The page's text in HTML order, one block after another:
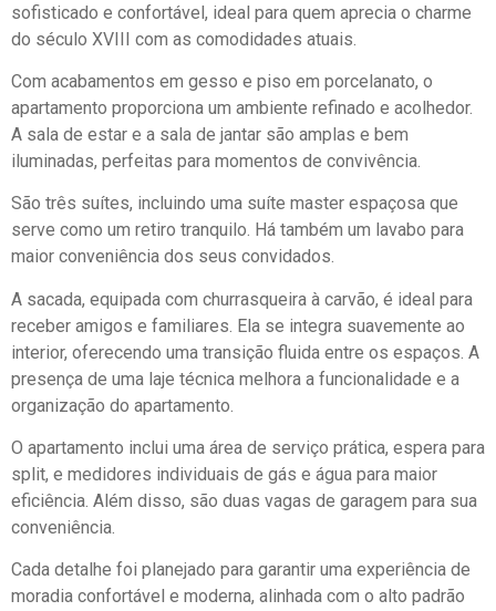
sofisticado e confortável, ideal para quem aprecia o charme
do século XVIII com as comodidades atuais.
Com acabamentos em gesso e piso em porcelanato, o
apartamento proporciona um ambiente refinado e acolhedor.
A sala de estar e a sala de jantar são amplas e bem
iluminadas, perfeitas para momentos de convivência.
São três suítes, incluindo uma suíte master espaçosa que
serve como um retiro tranquilo. Há também um lavabo para
maior conveniência dos seus convidados.
A sacada, equipada com churrasqueira à carvão, é ideal para
receber amigos e familiares. Ela se integra suavemente ao
interior, oferecendo uma transição fluida entre os espaços. A
presença de uma laje técnica melhora a funcionalidade e a
organização do apartamento.
O apartamento inclui uma área de serviço prática, espera para
split, e medidores individuais de gás e água para maior
eficiência. Além disso, são duas vagas de garagem para sua
conveniência.
Cada detalhe foi planejado para garantir uma experiência de
moradia confortável e moderna, alinhada com o alto padrão